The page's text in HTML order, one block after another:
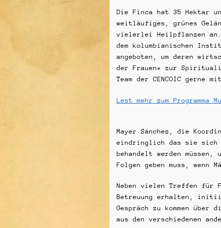
Die Finca hat 35 Hektar
weitläufiges, grünes
vielerlei Heilpflanzen an.
dem kolumbianischen
angeboten, um deren
der Frauen* zur
Team der CENCOIC gerne
Lest mehr zum
Mayer Sánchez, die
eindringlich das sie sich
behandelt werden
Folgen geben muss, wenn
Neben vielen Treffen für
Betreuung erhalten,
Gespräch zu kommen
aus den verschiedenen